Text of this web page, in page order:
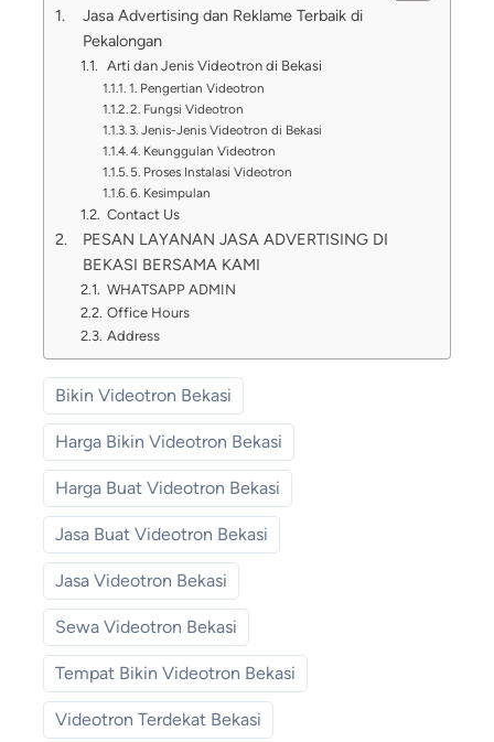
Jasa Advertising dan Reklame Terbaik di
Pekalongan
Arti dan Jenis Videotron di Bekasi
1. Pengertian Videotron
2. Fungsi Videotron
3. Jenis-Jenis Videotron di Bekasi
4. Keunggulan Videotron
5. Proses Instalasi Videotron
6. Kesimpulan
Contact Us
PESAN LAYANAN JASA ADVERTISING DI
BEKASI BERSAMA KAMI
WHATSAPP ADMIN
Office Hours
Address
Bikin Videotron Bekasi
Harga Bikin Videotron Bekasi
Harga Buat Videotron Bekasi
Jasa Buat Videotron Bekasi
Jasa Videotron Bekasi
Sewa Videotron Bekasi
Tempat Bikin Videotron Bekasi
Videotron Terdekat Bekasi